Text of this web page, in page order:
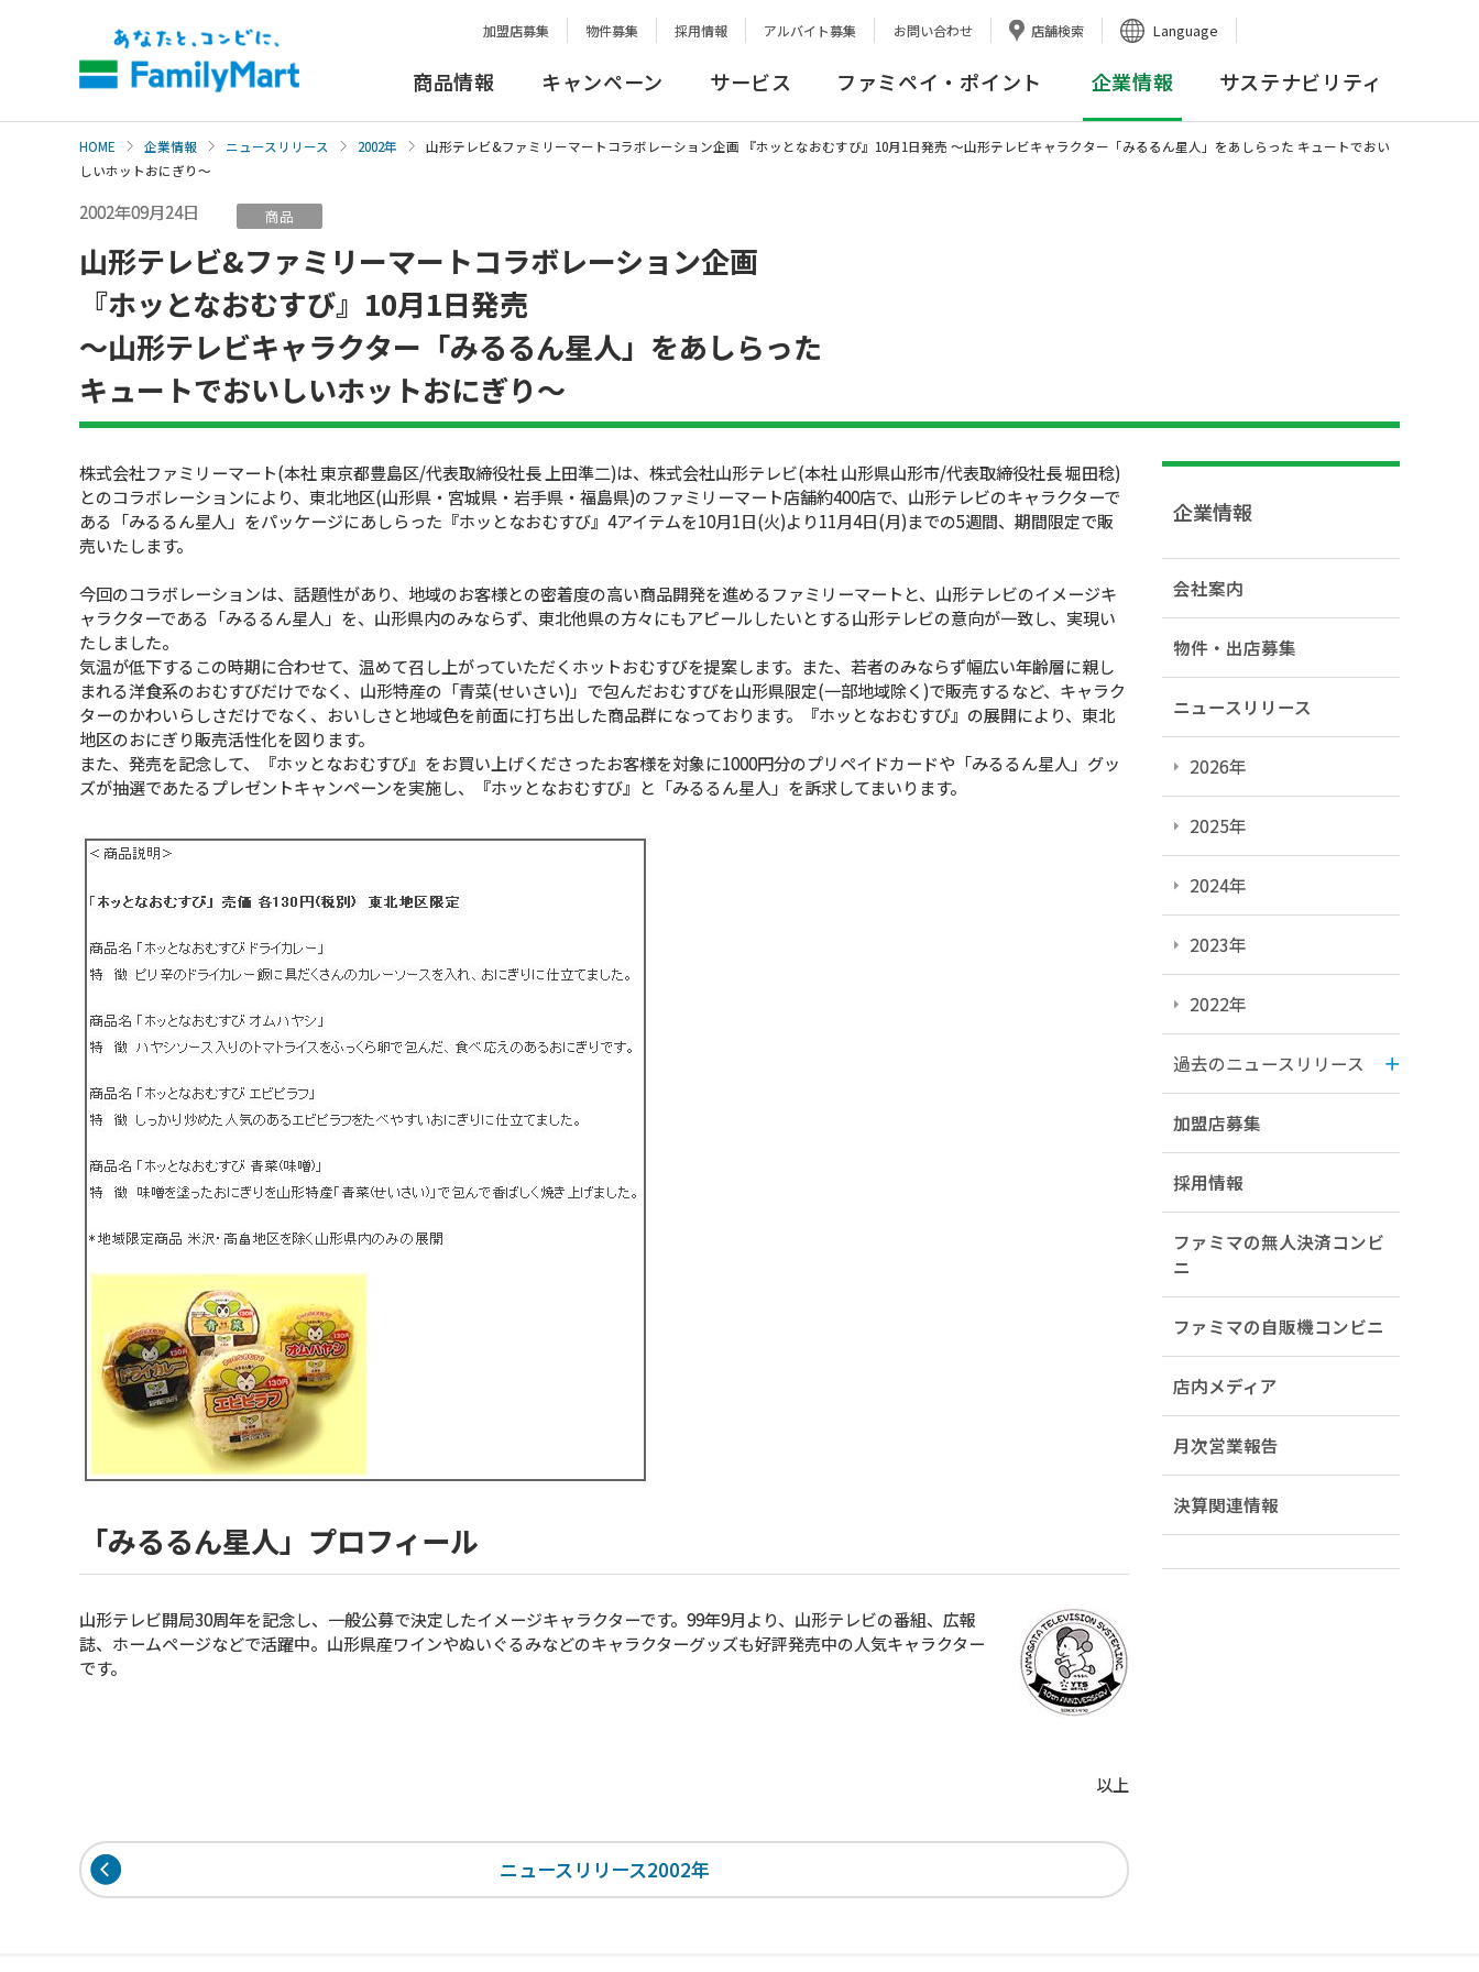
加盟店募集 物件募集 採用情報 アルバイト募集 お問い合わせ 店舗検索 Language
商品情報 キャンペーン サービス ファミペイ・ポイント 企業情報 サステナビリティ
HOME 企業情報 ニュースリリース 2002年
山形テレビ&ファミリーマートコラボレーション企画 『ホッとなおむすび』10月1日発売 〜山形テレビキャラクター「みるるん星人」をあしらった キュートでおい
しいホットおにぎり〜
2002年09月24日 商品
山形テレビ&ファミリーマートコラボレーション企画
『ホッとなおむすび』10月1日発売
〜山形テレビキャラクター「みるるん星人」をあしらった
キュートでおいしいホットおにぎり〜
株式会社ファミリーマート(本社 東京都豊島区/代表取締役社長 上田準二)は、株式会社山形テレビ(本社 山形県山形市/代表取締役社長 堀田稔)
とのコラボレーションにより、東北地区(山形県・宮城県・岩手県・福島県)のファミリーマート店舗約400店で、山形テレビのキャラクターで
ある「みるるん星人」をパッケージにあしらった『ホッとなおむすび』4アイテムを10月1日(火)より11月4日(月)までの5週間、期間限定で販
売いたします。
今回のコラボレーションは、話題性があり、地域のお客様との密着度の高い商品開発を進めるファミリーマートと、山形テレビのイメージキ
ャラクターである「みるるん星人」を、山形県内のみならず、東北他県の方々にもアピールしたいとする山形テレビの意向が一致し、実現い
たしました。
気温が低下するこの時期に合わせて、温めて召し上がっていただくホットおむすびを提案します。また、若者のみならず幅広い年齢層に親し
まれる洋食系のおむすびだけでなく、山形特産の「青菜(せいさい)」で包んだおむすびを山形県限定(一部地域除く)で販売するなど、キャラク
ターのかわいらしさだけでなく、おいしさと地域色を前面に打ち出した商品群になっております。『ホッとなおむすび』の展開により、東北
地区のおにぎり販売活性化を図ります。
また、発売を記念して、『ホッとなおむすび』をお買い上げくださったお客様を対象に1000円分のプリペイドカードや「みるるん星人」グッ
ズが抽選であたるプレゼントキャンペーンを実施し、『ホッとなおむすび』と「みるるん星人」を訴求してまいります。
「みるるん星人」プロフィール
山形テレビ開局30周年を記念し、一般公募で決定したイメージキャラクターです。99年9月より、山形テレビの番組、広報
誌、ホームページなどで活躍中。山形県産ワインやぬいぐるみなどのキャラクターグッズも好評発売中の人気キャラクター
です。
以上
ニュースリリース2002年
企業情報
会社案内
物件・出店募集
ニュースリリース
2026年
2025年
2024年
2023年
2022年
過去のニュースリリース
加盟店募集
採用情報
ファミマの無人決済コンビ
ニ
ファミマの自販機コンビニ
店内メディア
月次営業報告
決算関連情報